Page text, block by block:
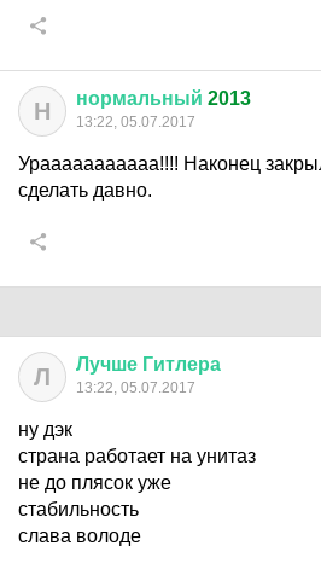
Н нормальный 2013
13:22, 05.07.2017
Урааааааааааа!!!! Наконец
сделать давно.
Л Лучше Гитлера
13:22, 05.07.2017
ну дэк
страна работает на унитаз
не до плясок уже
стабильность
слава володе